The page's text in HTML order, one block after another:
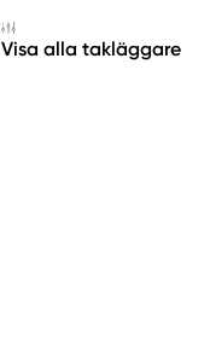
Visa alla takläggare